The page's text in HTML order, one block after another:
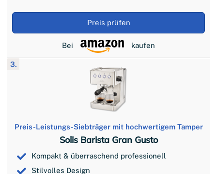
Preis prüfen
Bei kaufen
3.
Preis-Leistungs-Siebträger mit hochwertigem Tamper
Solis Barista Gran Gusto
Kompakt & überraschend professionell
Stilvolles Design